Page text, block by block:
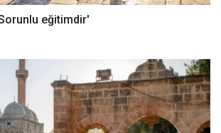
eğitimdir'